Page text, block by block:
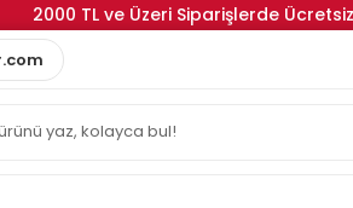
2000 TL ve Üzeri Siparişlerde